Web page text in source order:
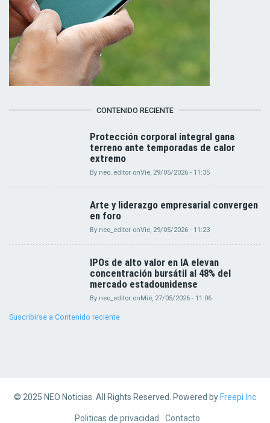
CONTENIDO RECIENTE
Protección corporal integral gana
terreno ante temporadas de calor
extremo
By neo_editor onVie, 29/05/2026 - 11:35
Arte y liderazgo empresarial convergen
en foro
By neo_editor onVie, 29/05/2026 - 11:23
IPOs de alto valor en IA elevan
concentración bursátil al 48% del
mercado estadounidense
By neo_editor onMié, 27/05/2026 - 11:06
Suscribirse a Contenido reciente
© 2025 NEO Noticias. All Rights Reserved. Powered byFreepi Inc
Politicas de privacidad Contacto